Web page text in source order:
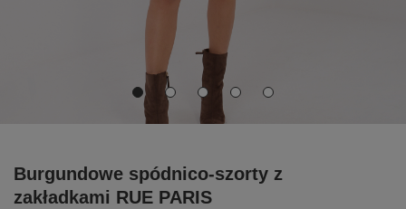
Burgundowe spódnico-szorty z
zakładkami RUE PARIS